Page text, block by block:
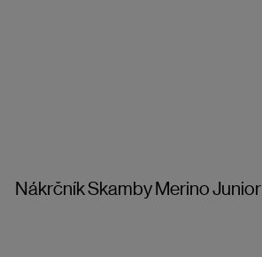
Nákrčník Skamby Merino Junior